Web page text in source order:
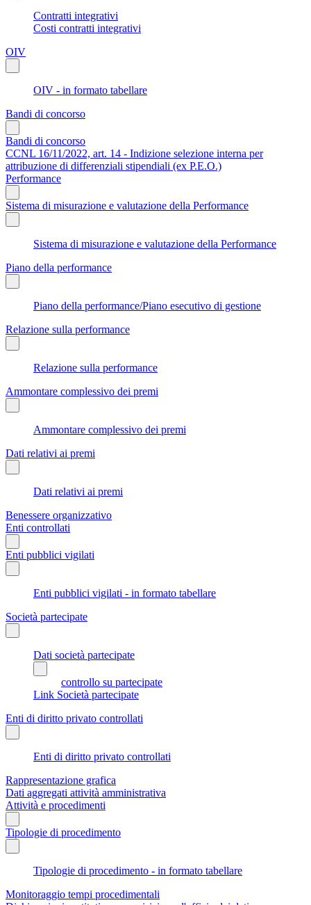
Contratti integrativi
Costi contratti integrativi
OIV
OIV - in formato tabellare
Bandi di concorso
Bandi di concorso
CCNL 16/11/2022, art. 14 - Indizione selezione interna per
attribuzione di differenziali stipendiali (ex P.E.O.)
Performance
Sistema di misurazione e valutazione della Performance
Sistema di misurazione e valutazione della Performance
Piano della performance
Piano della performance/Piano esecutivo di gestione
Relazione sulla performance
Relazione sulla performance
Ammontare complessivo dei premi
Ammontare complessivo dei premi
Dati relativi ai premi
Dati relativi ai premi
Benessere organizzativo
Enti controllati
Enti pubblici vigilati
Enti pubblici vigilati - in formato tabellare
Società partecipate
Dati società partecipate
controllo su partecipate
Link Società partecipate
Enti di diritto privato controllati
Enti di diritto privato controllati
Rappresentazione grafica
Dati aggregati attività amministrativa
Attività e procedimenti
Tipologie di procedimento
Tipologie di procedimento - in formato tabellare
Monitoraggio tempi procedimentali